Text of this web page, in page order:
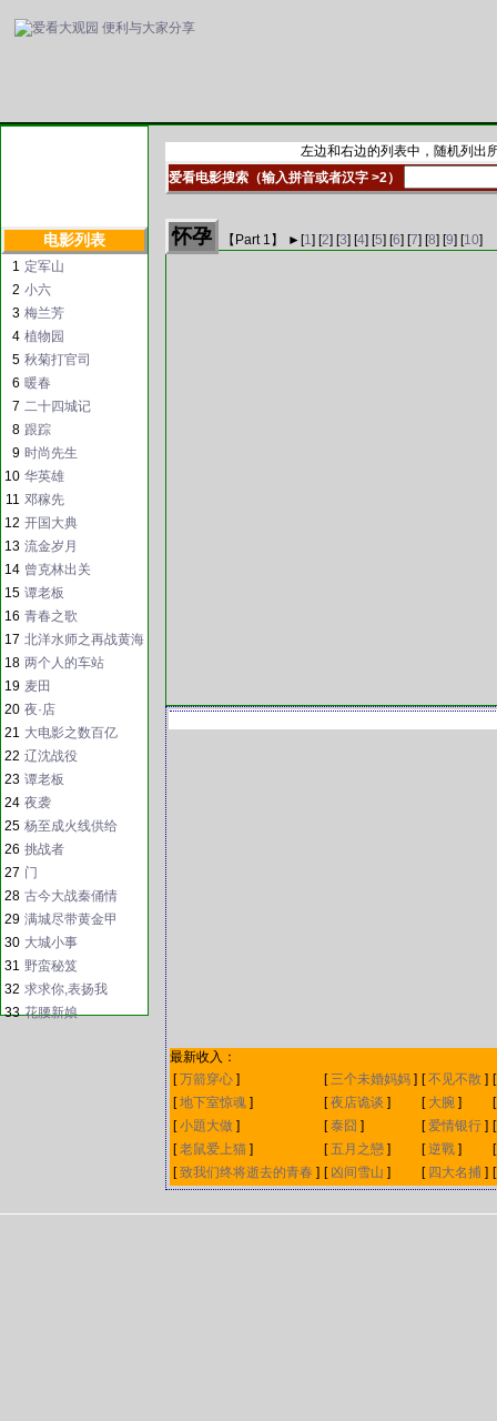
电影列表
1 定军山
2 小六
3 梅兰芳
4 植物园
5 秋菊打官司
6 暖春
7 二十四城记
8 跟踪
9 时尚先生
10 华英雄
11 邓稼先
12 开国大典
13 流金岁月
14 曾克林出关
15 谭老板
16 青春之歌
17 北洋水师之再战黄海
18 两个人的车站
19 麦田
20 夜·店
21 大电影之数百亿
22 辽沈战役
23 谭老板
24 夜袭
25 杨至成火线供给
26 挑战者
27 门
28 古今大战秦俑情
29 满城尽带黄金甲
30 大城小事
31 野蛮秘笈
32 求求你,表扬我
33 花腰新娘
左边和右边的列表中，随机列出
爱看电影搜索（输入拼音或者汉字 >2）
怀孕 【Part 1 】 ► [1] [2] [3] [4] [5] [6] [7] [8] [9] [10]
最新收入：
[万箭穿心 ] [三个未婚妈妈 ] [不见不散 ]
[地下室惊魂 ] [夜店诡谈 ] [ 大腕 ]
[小題大做 ] [泰囧 ] [爱情银行 ]
[老鼠爱上猫 ] [五月之戀 ] [逆戰 ]
[致我们终将逝去的青春 ] [ 凶间雪山 ] [ 四大名捕 ]